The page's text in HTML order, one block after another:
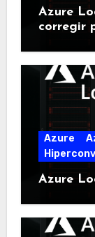
Azure
corregir
Azure
Azure